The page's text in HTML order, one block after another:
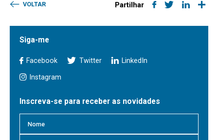
VOLTAR Partilhar
Siga-me
Facebook Twitter LinkedIn
Instagram
Inscreva-se para receber as novidades